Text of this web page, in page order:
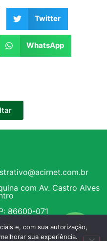
Twitter
WhatsApp
com Av. Castro Alves
86600-071
e, com sua autorização,
sua experiência.